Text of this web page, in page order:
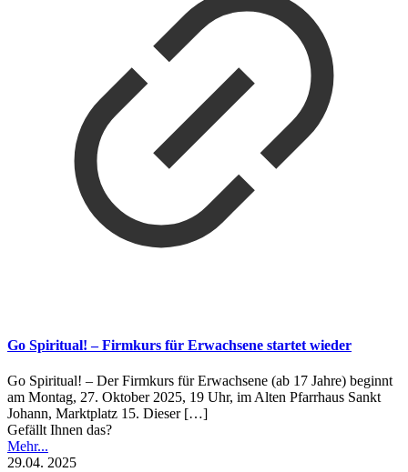
Go Spiritual! – Firmkurs für Erwachsene startet wieder
Go Spiritual! – Der Firmkurs für Erwachsene (ab 17 Jahre) beginnt
am Montag, 27. Oktober 2025, 19 Uhr, im Alten Pfarrhaus Sankt
Johann, Marktplatz 15. Dieser[…]
Gefällt Ihnen das?
Mehr...
29.04. 2025